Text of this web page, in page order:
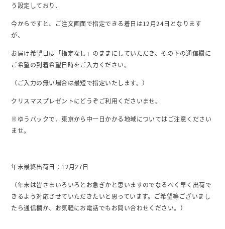
う設定しており、
今からですと、ご注文画面で指定できる着日は12月24日となります
が、
お届け希望日は「指定なし」のままにしていただき、その下の通信欄に
ご希望の到着希望日時をご入力ください。
（ご入力の無い場合は最短で指定いたします。）
クリスマスプレゼントにどうぞご利用くださいませ。
※ゆうパックで、東京から中一日かかる地域についてはご注意ください
ませ。
年末最終出荷日：12月27日
（年末は皆さまいろいろとお急ぎかと思いますのでなるべく早く出荷で
きるよう対応させていただきたいと思っています。ご希望等ございまし
たら通信欄か、お気軽にお電話でもお問い合わせください。）